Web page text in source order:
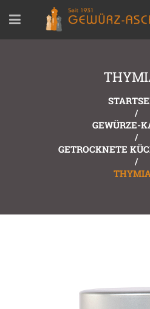
/
GEWÜRZE-
/
GETROCKNETE
/